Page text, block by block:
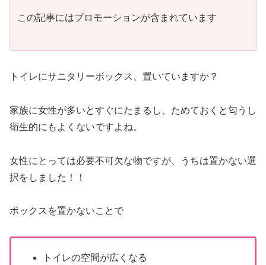
この記事にはプロモーションが含まれています
トイレにサニタリーボックス、置いていますか？
家族に女性が多いとすぐにたまるし、ためておくと匂うし
衛生的にもよくないですよね。
女性にとっては必要不可欠な物ですが、うちは置かない選
択をしました！！
ボックスを置かないことで
トイレの空間が広くなる